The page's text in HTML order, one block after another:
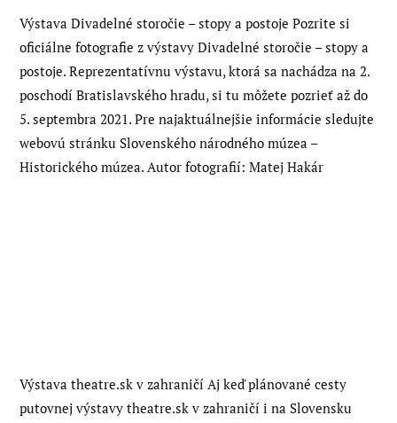
Výstava Divadelné storočie – stopy a postoje Pozrite si
oficiálne fotografie z výstavy Divadelné storočie – stopy a
postoje. Reprezentatívnu výstavu, ktorá sa nachádza na 2.
poschodí Bratislavského hradu, si tu môžete pozrieť až do
5. septembra 2021. Pre najaktuálnejšie informácie sledujte
webovú stránku Slovenského národného múzea –
Historického múzea. Autor fotografií: Matej Hakár
Výstava theatre.sk v zahraničí Aj keď plánované cesty
putovnej výstavy theatre.sk v zahraničí i na Slovensku